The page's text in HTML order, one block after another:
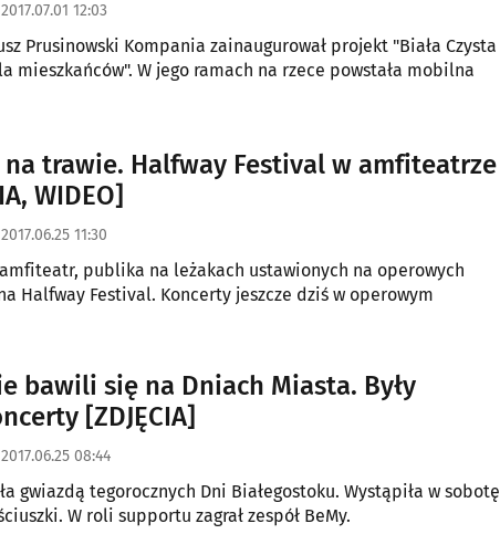
2017.07.01 12:03
Prusinowski Kompania zainaugurował projekt "Biała Czysta
mieszkańców". W jego ramach na rzece powstała mobilna
na trawie. Halfway Festival w amfiteatrze
WIDEO]
2017.06.25 11:30
publika na leżakach ustawionych na operowych
Halfway Festival. Koncerty jeszcze dziś w operowym
bawili się na Dniach Miasta. Były
[ZDJĘCIA]
2017.06.25 08:44
gwiazdą tegorocznych Dni Białegostoku. Wystąpiła w sobotę
W roli supportu zagrał zespół BeMy.